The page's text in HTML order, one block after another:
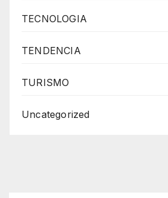
TECNOLOGIA
TENDENCIA
TURISMO
Uncategorized